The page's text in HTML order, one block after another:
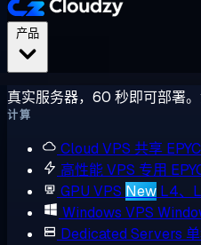
真实服务器，60 秒即可部署。
计算
Cloud VPS 共享
高性能 VPS 专用
GPU VPS New L4、
Windows VPS
Dedicated Servers